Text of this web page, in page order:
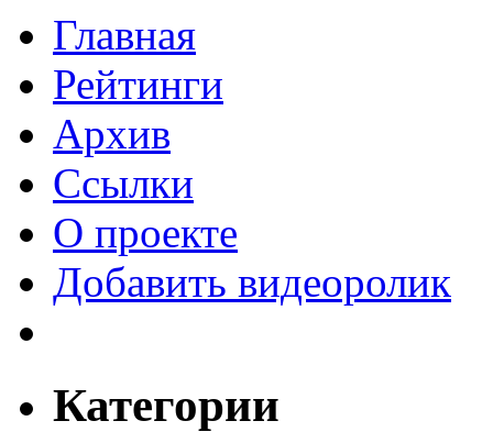
Главная
Рейтинги
Архив
Ссылки
О проекте
Добавить видеоролик
Категории